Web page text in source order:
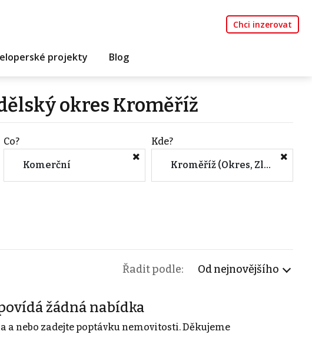
Chci inzerovat
projekty Blog
okres Kroměříž
Co?
Komerční
Kde?
Kroměříž (Okres, Zlínský kraj)
Řadit podle: Od nejnovějšího
žádná nabídka
nebo zadejte poptávku nemovitosti. Děkujeme